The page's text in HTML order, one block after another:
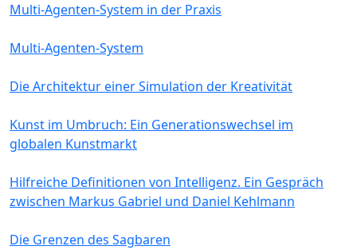
Multi-Agenten-System in der Praxis
Multi-Agenten-System
Die Architektur einer Simulation der Kreativität
Kunst im Umbruch: Ein Generationswechsel im
globalen Kunstmarkt
Hilfreiche Definitionen von Intelligenz. Ein Gespräch
zwischen Markus Gabriel und Daniel Kehlmann
Die Grenzen des Sagbaren